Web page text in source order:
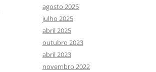
agosto 2025
julho 2025
abril 2025
outubro 2023
abril 2023
novembro 2022